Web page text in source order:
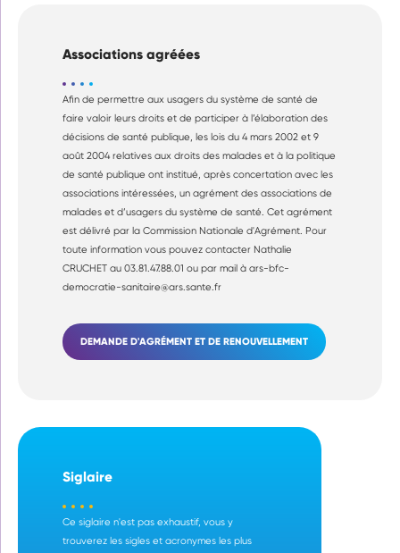
Associations agréées
Afin de permettre aux usagers du système de santé de
faire valoir leurs droits et de participer à l’élaboration des
décisions de santé publique, les lois du 4 mars 2002 et 9
août 2004 relatives aux droits des malades et à la politique
de santé publique ont institué, après concertation avec les
associations intéressées, un agrément des associations de
malades et d’usagers du système de santé. Cet agrément
est délivré par la Commission Nationale d'Agrément. Pour
toute information vous pouvez contacter Nathalie
CRUCHET au 03.81.47.88.01 ou par mail à ars-bfc-
democratie-sanitaire@ars.sante.fr
DEMANDE D'AGRÉMENT ET DE RENOUVELLEMENT
Siglaire
Ce siglaire n'est pas exhaustif, vous y
trouverez les sigles et acronymes les plus